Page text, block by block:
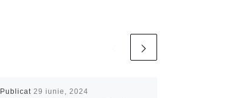
Publicat 29 iunie, 2024